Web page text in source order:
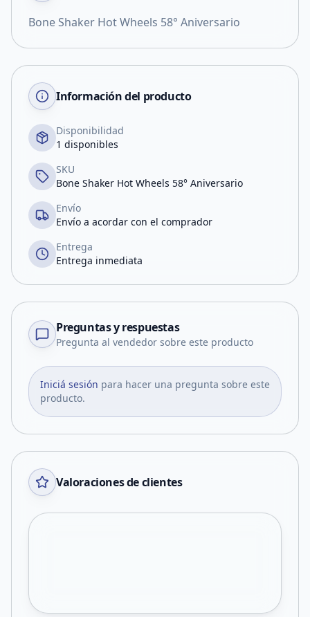
Bone Shaker Hot Wheels 58° Aniversario
Información del producto
Disponibilidad
1 disponibles
SKU
Bone Shaker Hot Wheels 58° Aniversario
Envío
Envío a acordar con el comprador
Entrega
Entrega inmediata
Preguntas y respuestas
Pregunta al vendedor sobre este producto
Iniciá sesión para hacer una pregunta sobre este
producto.
Valoraciones de clientes